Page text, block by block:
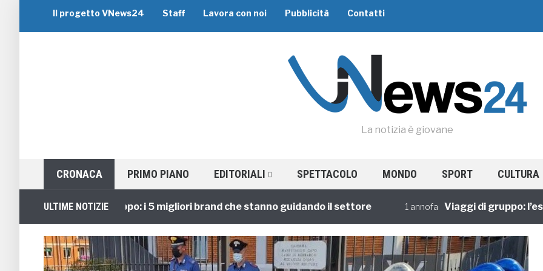
Il progetto VNews24 Staff Lavora con noi Pubblicità Contatti
La notizia è giovane
CRONACA PRIMO PIANO EDITORIALI SPETTACOLO MONDO SPORT CULTURA
ULTIME NOTIZIE
Viaggi di Gruppo: i 5 migliori brand che stanno guidando il settore 1 annofa Viaggi di gruppo: